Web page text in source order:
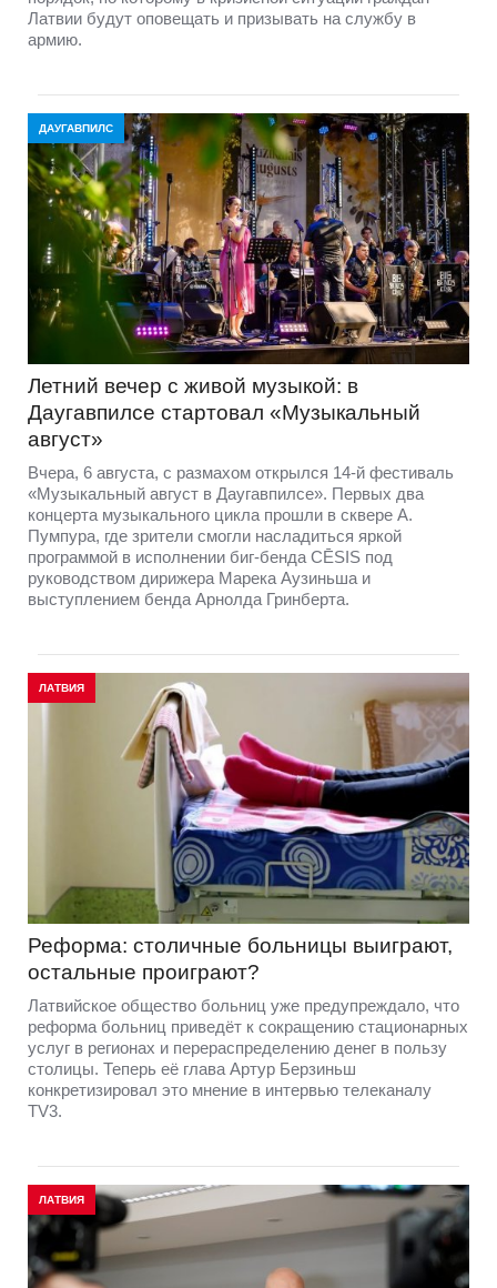
Латвии будут оповещать и призывать на службу в
армию.
ДАУГАВПИЛС
Летний вечер с живой музыкой: в
Даугавпилсе стартовал «Музыкальный
август»
Вчера, 6 августа, с размахом открылся 14-й фестиваль
«Музыкальный август в Даугавпилсе». Первых два
концерта музыкального цикла прошли в сквере А.
Пумпура, где зрители смогли насладиться яркой
программой в исполнении биг-бенда CĒSIS под
руководством дирижера Марека Аузиньша и
выступлением бенда Арнолда Гринберта.
ЛАТВИЯ
Реформа: столичные больницы выиграют,
остальные проиграют?
Латвийское общество больниц уже предупреждало, что
реформа больниц приведёт к сокращению стационарных
услуг в регионах и перераспределению денег в пользу
столицы. Теперь её глава Артур Берзиньш
конкретизировал это мнение в интервью телеканалу
TV3.
ЛАТВИЯ